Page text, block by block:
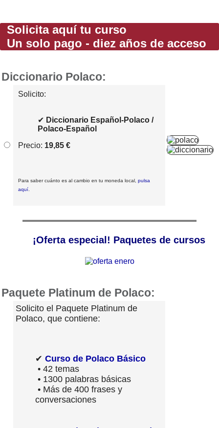
Solicita aquí tu curso
Un solo pago - diez años de acceso
Diccionario Polaco:
Solicito:
✔ Diccionario Español-Polaco /
Polaco-Español
Precio: 19,85 €
Para saber cuánto es al cambio en tu moneda local, pulsa
aquí.
¡Oferta especial! Paquetes de cursos
Paquete Platinum de Polaco:
Solicito el Paquete Platinum de
Polaco, que contiene:
✔ Curso de Polaco Básico
• 42 temas
• 1300 palabras básicas
• Más de 400 frases y
conversaciones